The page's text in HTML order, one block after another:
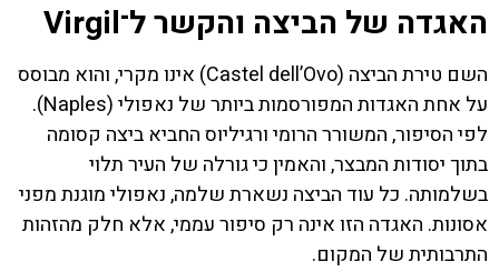
האגדה של הביצה והקשר ל־Virgil
השם טירת הביצה (Castel dell’Ovo) אינו מקרי, והוא מבוסס
על אחת האגדות המפורסמות ביותר של נאפולי (Naples).
לפי הסיפור, המשורר הרומי ורגיליוס החביא ביצה קסומה
בתוך יסודות המבצר, והאמין כי גורלה של העיר תלוי
בשלמותה. כל עוד הביצה נשארת שלמה, נאפולי מוגנת מפני
אסונות. האגדה הזו אינה רק סיפור עממי, אלא חלק מהזהות
התרבותית של המקום.